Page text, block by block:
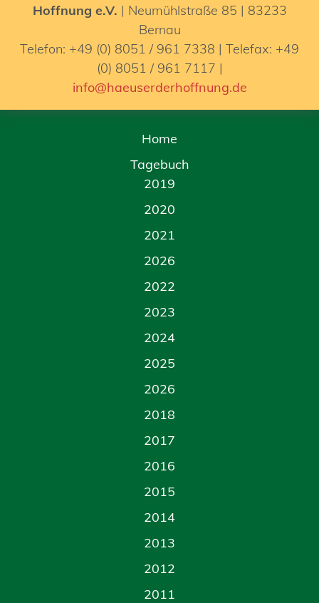
Hoffnung e.V. | Neumühlstraße 85 | 83233
Bernau
Telefon: +49 (0) 8051 / 961 7338 | Telefax: +49
(0) 8051 / 961 7117 |
info@haeuserderhoffnung.de
Home
Tagebuch
2019
2020
2021
2026
2022
2023
2024
2025
2026
2018
2017
2016
2015
2014
2013
2012
2011